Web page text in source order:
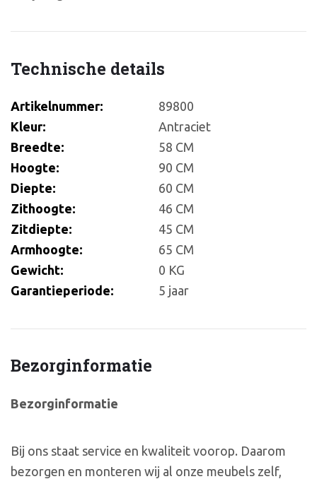
Technische details
Artikelnummer:
89800
Kleur:
Antraciet
Breedte:
58 CM
Hoogte:
90 CM
Diepte:
60 CM
Zithoogte:
46 CM
Zitdiepte:
45 CM
Armhoogte:
65 CM
Gewicht:
0 KG
Garantieperiode:
5 jaar
Bezorginformatie
Bezorginformatie
Bij ons staat service en kwaliteit voorop. Daarom
bezorgen en monteren wij al onze meubels zelf,